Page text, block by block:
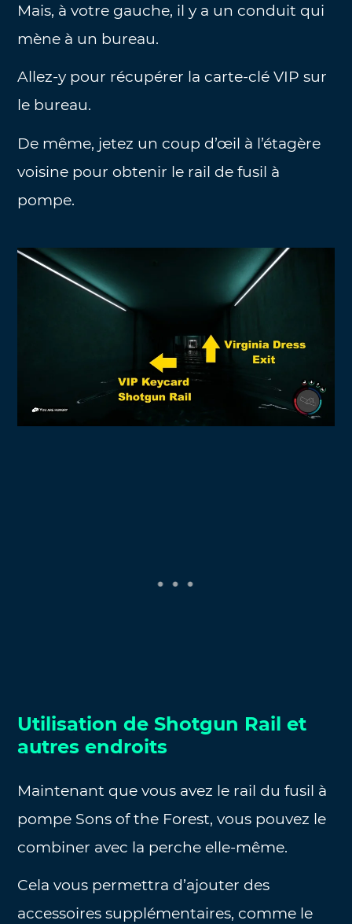
Mais, à votre gauche, il y a un conduit qui
mène à un bureau.
Allez-y pour récupérer la carte-clé VIP sur
le bureau.
De même, jetez un coup d’œil à l’étagère
voisine pour obtenir le rail de fusil à
pompe.
Utilisation de Shotgun Rail et
autres endroits
Maintenant que vous avez le rail du fusil à
pompe Sons of the Forest, vous pouvez le
combiner avec la perche elle-même.
Cela vous permettra d’ajouter des
accessoires supplémentaires, comme le